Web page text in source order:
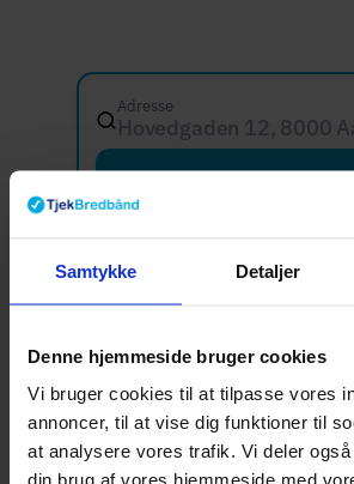
Samtykke Detaljer
Denne hjemmeside bruger cookies
Vi bruger cookies til at tilpasse vores
annoncer, til at vise dig funktioner til
at analysere vores trafik. Vi deler
din brug af vores hjemmeside med
Adresse
Hovedgaden 12, 8000
Søg
internetbehov?
En god tommelfingerregel er at